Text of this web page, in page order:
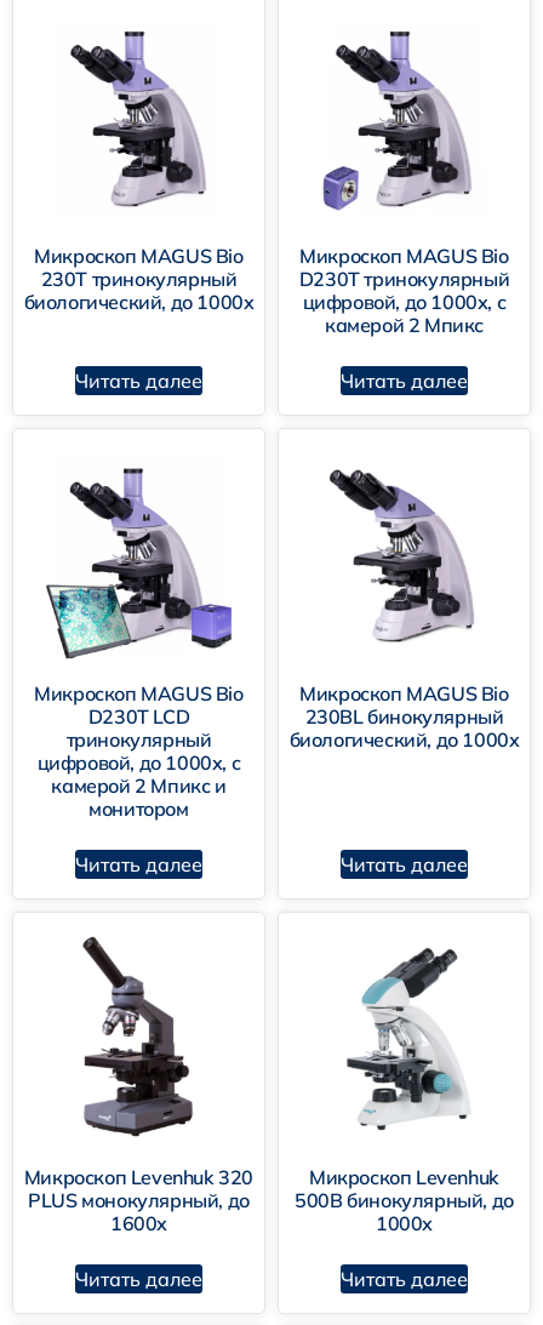
Микроскоп MAGUS Bio
230T тринокулярный
биологический, до 1000х
Читать далее
Микроскоп MAGUS Bio
D230T тринокулярный
цифровой, до 1000х, с
камерой 2 Мпикс
Читать далее
Микроскоп MAGUS Bio
D230T LCD
тринокулярный
цифровой, до 1000х, с
камерой 2 Мпикс и
монитором
Читать далее
Микроскоп MAGUS Bio
230BL бинокулярный
биологический, до 1000х
Читать далее
Микроскоп Levenhuk 320
PLUS монокулярный, до
1600х
Читать далее
Микроскоп Levenhuk
500B бинокулярный, до
1000х
Читать далее